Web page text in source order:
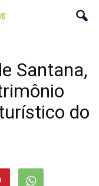
Santana,
do